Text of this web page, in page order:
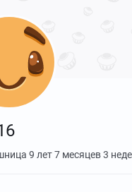
9 лет 7 месяцев 3